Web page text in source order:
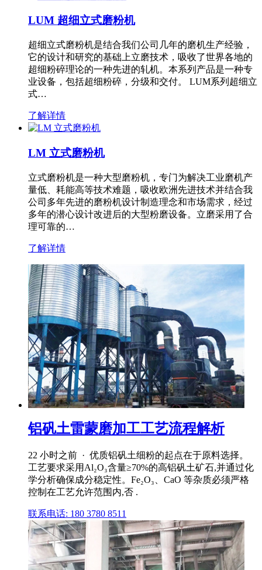
LUM 超细立式磨粉机
超细立式磨粉机是结合我们公司几年的磨机生产经验，
它的设计和研究的基础上立磨技术，吸收了世界各地的
超细粉碎理论的一种先进的轧机。本系列产品是一种专
业设备，包括超细粉碎，分级和交付。 LUM系列超细立
式…
了解详情
LM 立式磨粉机
立式磨粉机是一种大型磨粉机，专门为解决工业磨机产
量低、耗能高等技术难题，吸收欧洲先进技术并结合我
公司多年先进的磨粉机设计制造理念和市场需求，经过
多年的潜心设计改进后的大型粉磨设备。立磨采用了合
理可靠的…
了解详情
铝矾土雷蒙磨加工工艺流程解析
22 小时之前 · 优质铝矾土细粉的起点在于原料选择。
工艺要求采用Al₂O₃含量≥70%的高铝矾土矿石,并通过化
学分析确保成分稳定性。Fe₂O₃、CaO 等杂质必须严格
控制在工艺允许范围内,否 .
联系电话: 180 3780 8511